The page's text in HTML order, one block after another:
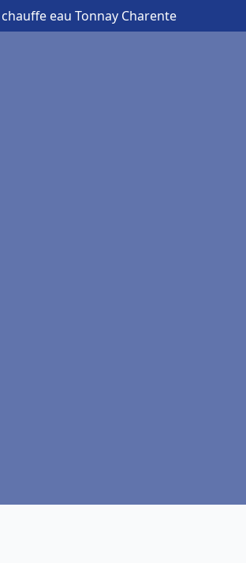
eau Tonnay Charente